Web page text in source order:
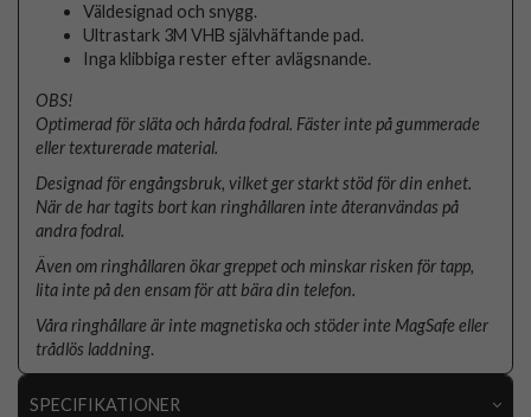
Väldesignad och snygg.
Ultrastark 3M VHB självhäftande pad.
Inga klibbiga rester efter avlägsnande.
OBS!
Optimerad för släta och hårda fodral. Fäster inte på gummerade
eller texturerade material.
Designad för engångsbruk, vilket ger starkt stöd för din enhet.
När de har tagits bort kan ringhållaren inte återanvändas på
andra fodral.
Även om ringhållaren ökar greppet och minskar risken för tapp,
lita inte på den ensam för att bära din telefon.
Våra ringhållare är inte magnetiska och stöder inte MagSafe eller
trådlös laddning.
SPECIFIKATIONER